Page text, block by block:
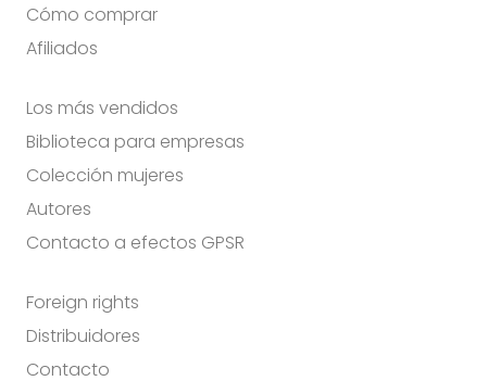
Cómo comprar
Afiliados
Los más vendidos
Biblioteca para empresas
Colección mujeres
Autores
Contacto a efectos GPSR
Foreign rights
Distribuidores
Contacto